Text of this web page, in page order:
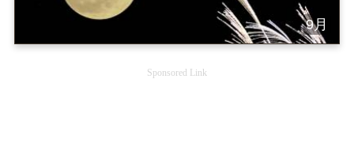
9月
Sponsored Link